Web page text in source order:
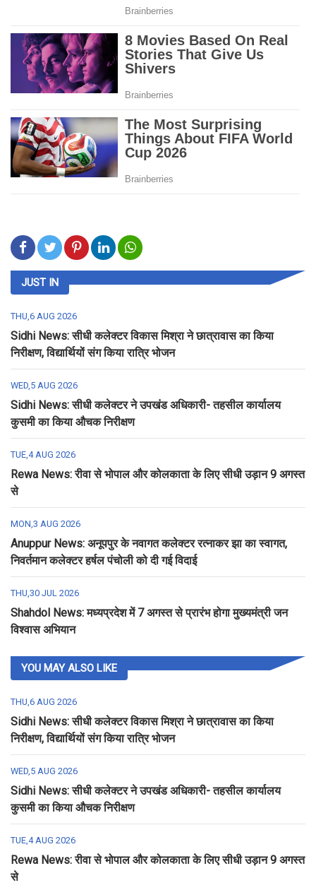
JUST IN
THU,6 AUG 2026
Sidhi News: सीधी कलेक्टर विकास मिश्रा ने छात्रावास का किया
निरीक्षण, विद्यार्थियों संग किया रात्रि भोजन
WED,5 AUG 2026
Sidhi News: सीधी कलेक्टर ने उपखंड अधिकारी- तहसील कार्यालय
कुसमी का किया औचक निरीक्षण
TUE,4 AUG 2026
Rewa News: रीवा से भोपाल और कोलकाता के लिए सीधी उड़ान 9 अगस्त
से
MON,3 AUG 2026
Anuppur News: अनूपपुर के नवागत कलेक्टर रत्नाकर झा का स्वागत,
निवर्तमान कलेक्टर हर्षल पंचोली को दी गई विदाई
THU,30 JUL 2026
Shahdol News: मध्यप्रदेश में 7 अगस्त से प्रारंभ होगा मुख्यमंत्री जन
विश्वास अभियान
YOU MAY ALSO LIKE
THU,6 AUG 2026
Sidhi News: सीधी कलेक्टर विकास मिश्रा ने छात्रावास का किया
निरीक्षण, विद्यार्थियों संग किया रात्रि भोजन
WED,5 AUG 2026
Sidhi News: सीधी कलेक्टर ने उपखंड अधिकारी- तहसील कार्यालय
कुसमी का किया औचक निरीक्षण
TUE,4 AUG 2026
Rewa News: रीवा से भोपाल और कोलकाता के लिए सीधी उड़ान 9 अगस्त
से